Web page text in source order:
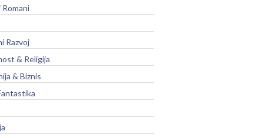
Romani
Razvoj
& Religija
& Biznis